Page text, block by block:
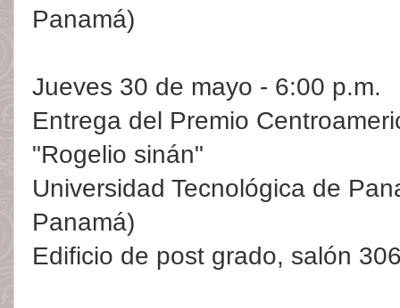
Panamá)
Jueves 30 de mayo - 6:00 p.m.
Entrega del Premio
"Rogelio sinán"
Universidad Tecnológica de
Panamá)
Edificio de post grado, salón